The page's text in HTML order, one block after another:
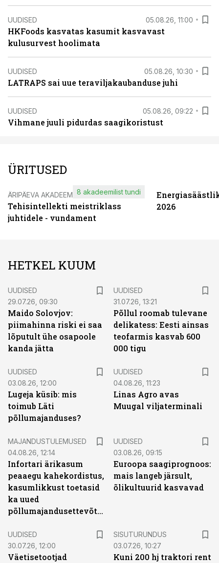
UUDISED 05.08.26, 11:00
HKFoods kasvatas kasumit kasvavast
kulusurvest hoolimata
UUDISED 05.08.26, 10:30
LATRAPS sai uue teraviljakaubanduse juhi
UUDISED 05.08.26, 09:22
Vihmane juuli pidurdas saagikoristust
ÜRITUSED
ÄRIPÄEVA AKADEEMIA
Tehisintellekti meistriklass
juhtidele - vundament
8 akadeemilist tundi
2026
HETKEL KUUM
UUDISED
29.07.26, 09:30
Maido Solovjov:
piimahinna riski ei saa
lõputult ühe osapoole
kanda jätta
UUDISED
31.07.26, 13:21
Põllul roomab tulevane
delikatess: Eesti ainsas
teofarmis kasvab 600
000 tigu
UUDISED
03.08.26, 12:00
Lugeja küsib: mis
toimub Läti
põllumajanduses?
UUDISED
04.08.26, 11:23
Linas Agro avas
Muugal viljaterminali
MAJANDUSTULEMUSED
04.08.26, 12:14
Infortari ärikasum
peaaegu kahekordistus,
kasumlikkust toetasid
ka uued
põllumajandusettevõtted
UUDISED
03.08.26, 09:15
Euroopa saagiprognoos:
mais langeb järsult,
õlikultuurid kasvavad
UUDISED
30.07.26, 12:00
Väetisetootjad
SISUTURUNDUS
03.07.26, 10:27
Kuni 200 hj traktori rent